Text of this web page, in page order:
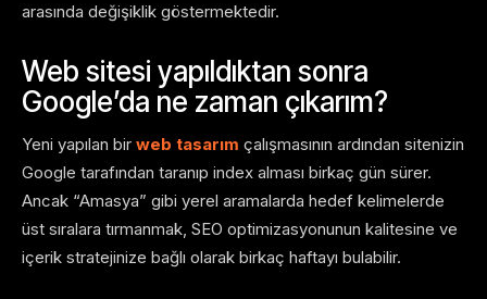
arasında değişiklik göstermektedir.
Web sitesi yapıldıktan sonra
Google’da ne zaman çıkarım?
Yeni yapılan bir web tasarım çalışmasının ardından sitenizin
Google tarafından taranıp index alması birkaç gün sürer.
Ancak “Amasya” gibi yerel aramalarda hedef kelimelerde
üst sıralara tırmanmak, SEO optimizasyonunun kalitesine ve
içerik stratejinize bağlı olarak birkaç haftayı bulabilir.